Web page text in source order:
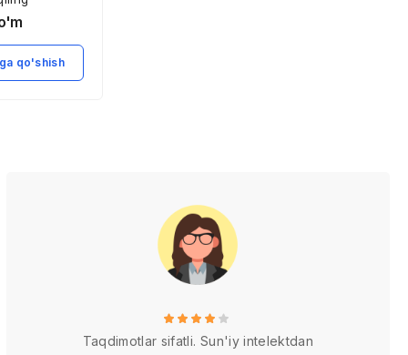
ahamiyati
qo'shish
Taqdimotlar sifatli. Sun'iy intelektdan